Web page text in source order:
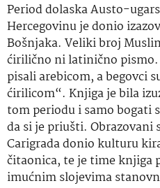
Period dolaska Austo-
Hercegovinu je donio
Bošnjaka. Veliki broj
ćirilično ni latinično
pisali arebicom, a begovci
ćirilicom“. Knjiga je bila
tom periodu i samo bogati
da si je priušti. Obrazovani
Carigrada donio kulturu
čitaonica, te je time knjiga
imućnim slojevima